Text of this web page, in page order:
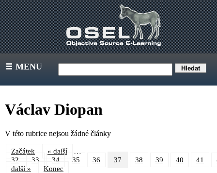
III MENU
Václav Diopan
V této rubrice nejsou žádné články
Začátek « další
32 33 34 35 36 37 38 39 40 41
další »
Konec